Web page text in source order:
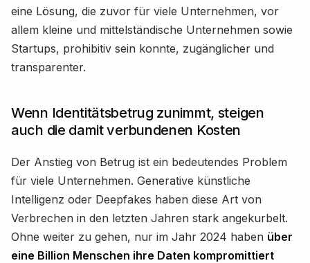
eine Lösung, die zuvor für viele Unternehmen, vor
allem kleine und mittelständische Unternehmen sowie
Startups, prohibitiv sein konnte, zugänglicher und
transparenter.
Wenn Identitätsbetrug zunimmt, steigen
auch die damit verbundenen Kosten
Der Anstieg von Betrug ist ein bedeutendes Problem
für viele Unternehmen. Generative künstliche
Intelligenz oder Deepfakes haben diese Art von
Verbrechen in den letzten Jahren stark angekurbelt.
Ohne weiter zu gehen, nur im Jahr 2024 haben über
eine Billion Menschen ihre Daten kompromittiert